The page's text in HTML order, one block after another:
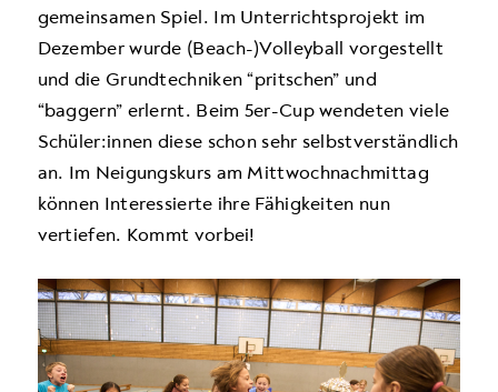
gemeinsamen Spiel. Im Unterrichtsprojekt im
Dezember wurde (Beach-)Volleyball vorgestellt
und die Grundtechniken “pritschen” und
“baggern” erlernt. Beim 5er-Cup wendeten viele
Schüler:innen diese schon sehr selbstverständlich
an. Im Neigungskurs am Mittwochnachmittag
können Interessierte ihre Fähigkeiten nun
vertiefen. Kommt vorbei!